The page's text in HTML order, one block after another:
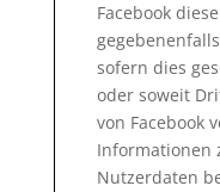
Facebook
sofern dies
oder soweit
von Facebook
Informationen
Nutzerdaten